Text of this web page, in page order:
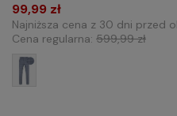
99,99 zł
Najniższa cena z 30 dni przed
Cena regularna: 599,99 zł